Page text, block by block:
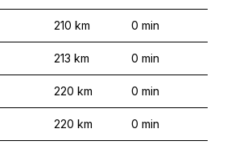
210 km 0 min
213 km 0 min
220 km 0 min
220 km 0 min